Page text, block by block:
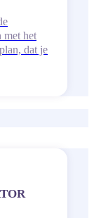
met het
dat je